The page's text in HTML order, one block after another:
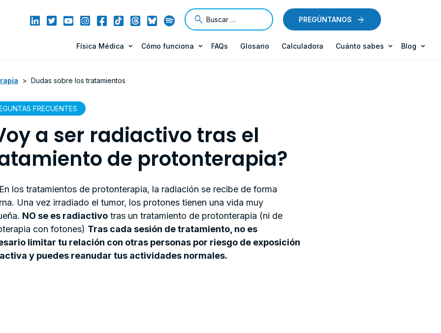
PREGÚNTANOS
Física Médica Cómo funciona FAQs Glosario Calculadora Cuánto sabes Blog
> Dudas sobre los tratamientos
FRECUENTES
a ser radiactivo tras el
de protonterapia?
los tratamientos de protonterapia, la radiación se recibe de forma
Una vez irradiado el tumor, los protones tienen una vida muy
NO se es radiactivo tras un tratamiento de protonterapia (ni de
con fotones) Tras cada sesión de tratamiento, no es
limitar tu relación con otras personas por riesgo de exposición
y puedes reanudar tus actividades normales.